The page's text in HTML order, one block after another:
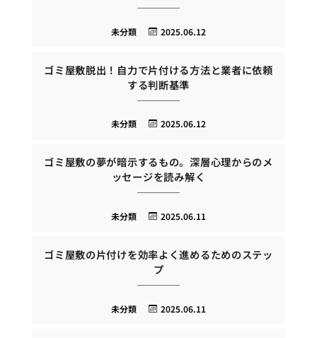
2025.06.12
未分類
ゴミ屋敷脱出！自力で片付ける方法と業者に依頼
する判断基準
2025.06.12
未分類
ゴミ屋敷の夢が暗示するもの。深層心理からのメ
ッセージを読み解く
2025.06.11
未分類
ゴミ屋敷の片付けを効率よく進めるためのステッ
プ
2025.06.11
未分類